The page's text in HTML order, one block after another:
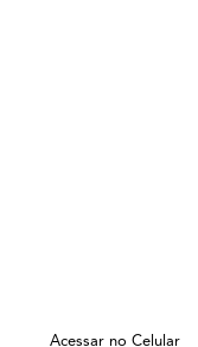
Acessar no Celular